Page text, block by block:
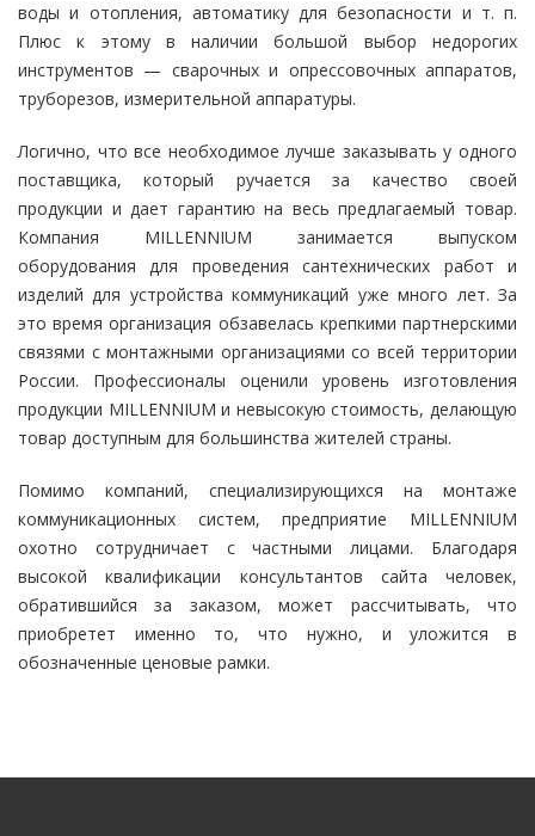
воды и отопления, автоматику для безопасности и т. п.
Плюс к этому в наличии большой выбор недорогих
инструментов — сварочных и опрессовочных аппаратов,
труборезов, измерительной аппаратуры.
Логично, что все необходимое лучше заказывать у одного
поставщика, который ручается за качество своей
продукции и дает гарантию на весь предлагаемый товар.
Компания MILLENNIUM занимается выпуском
оборудования для проведения сантехнических работ и
изделий для устройства коммуникаций уже много лет. За
это время организация обзавелась крепкими партнерскими
связями с монтажными организациями со всей территории
России. Профессионалы оценили уровень изготовления
продукции MILLENNIUM и невысокую стоимость, делающую
товар доступным для большинства жителей страны.
Помимо компаний, специализирующихся на монтаже
коммуникационных систем, предприятие MILLENNIUM
охотно сотрудничает с частными лицами. Благодаря
высокой квалификации консультантов сайта человек,
обратившийся за заказом, может рассчитывать, что
приобретет именно то, что нужно, и уложится в
обозначенные ценовые рамки.